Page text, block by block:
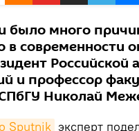
было много
в современности
и профессор
Николай
Sputnik эксперт